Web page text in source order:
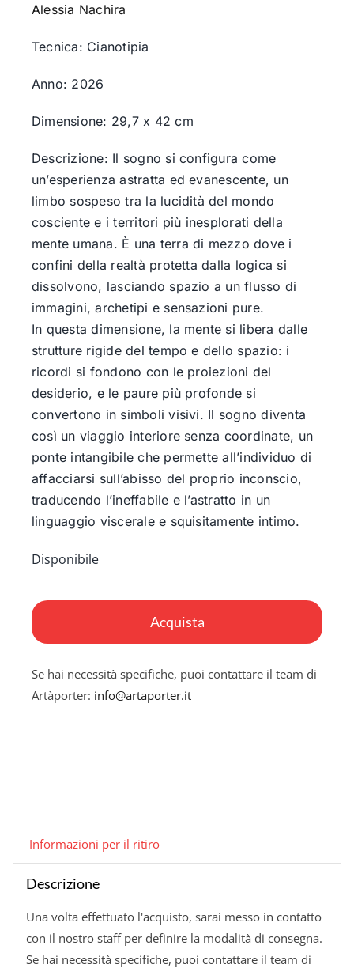
Alessia Nachira
Tecnica: Cianotipia
Anno: 2026
Dimensione: 29,7 x 42 cm
Descrizione: Il sogno si configura come
un’esperienza astratta ed evanescente, un
limbo sospeso tra la lucidità del mondo
cosciente e i territori più inesplorati della
mente umana. È una terra di mezzo dove i
confini della realtà protetta dalla logica si
dissolvono, lasciando spazio a un flusso di
immagini, archetipi e sensazioni pure.
In questa dimensione, la mente si libera dalle
strutture rigide del tempo e dello spazio: i
ricordi si fondono con le proiezioni del
desiderio, e le paure più profonde si
convertono in simboli visivi. Il sogno diventa
così un viaggio interiore senza coordinate, un
ponte intangibile che permette all’individuo di
affacciarsi sull’abisso del proprio inconscio,
traducendo l’ineffabile e l’astratto in un
linguaggio viscerale e squisitamente intimo.
Disponibile
Acquista
Se hai necessità specifiche, puoi contattare il team di
Artàporter: info@artaporter.it
Informazioni per il ritiro
Descrizione
Una volta effettuato l'acquisto, sarai messo in contatto
con il nostro staff per definire la modalità di consegna.
Se hai necessità specifiche, puoi contattare il team di